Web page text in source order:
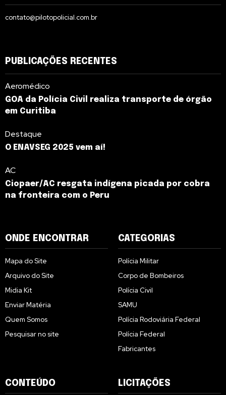
contato@pilotopolicial.com.br
PUBLICAÇÕES RECENTES
Aeromédico
GOA da Polícia Civil realiza transporte de órgão
em Curitiba
Destaque
O ENAVSEG 2025 vem aí!
AC
Ciopaer/AC resgata indígena picada por cobra
na fronteira com o Peru
ONDE ENCONTRAR
Mapa do Site
Arquivo do Site
Midia Kit
Enviar Matéria
Quem Somos
Pesquisar no site
CATEGORIAS
Polícia Militar
Corpo de Bombeiros
Polícia Civil
SAMU
Polícia Rodoviária Federal
Polícia Federal
Fabricantes
CONTEÚDO LICITAÇÕES